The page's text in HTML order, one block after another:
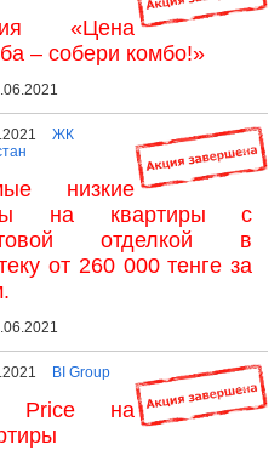
«Цена
– собери комбо!»
ЖК
низкие
на квартиры с
отделкой в
от 260 000 тенге за
BI Group
Price на